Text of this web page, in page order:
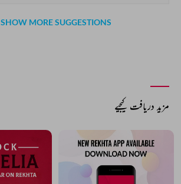
SHOW MORE SUGGESTIONS
مزید دریافت کیجیے